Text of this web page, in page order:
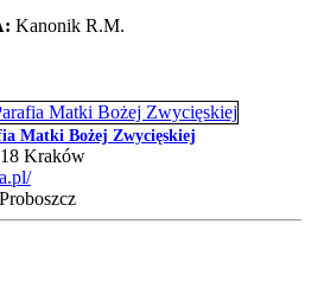
Kanonik R.M.
Matki Bożej Zwycięskiej
Kraków
Proboszcz